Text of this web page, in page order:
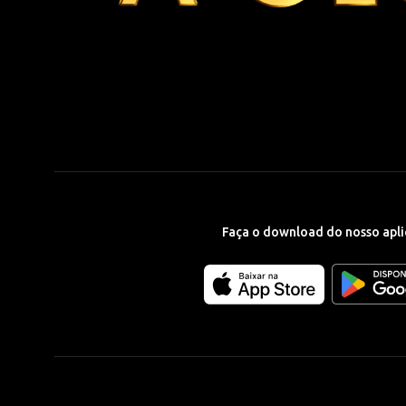
Faça o download do nosso
Download
our
app
Download
our
app